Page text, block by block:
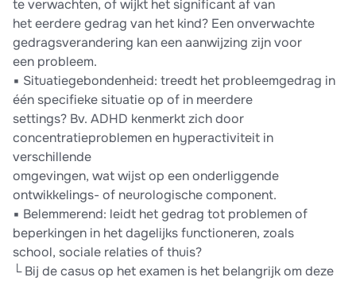
te verwachten, of wijkt het significant af van
het eerdere gedrag van het kind? Een onverwachte
gedragsverandering kan een aanwijzing zijn voor
een probleem.
▪ Situatiegebondenheid: treedt het probleemgedrag in
één specifieke situatie op of in meerdere
settings? Bv. ADHD kenmerkt zich door
concentratieproblemen en hyperactiviteit in
verschillende
omgevingen, wat wijst op een onderliggende
ontwikkelings- of neurologische component.
▪ Belemmerend: leidt het gedrag tot problemen of
beperkingen in het dagelijks functioneren, zoals
school, sociale relaties of thuis?
└ Bij de casus op het examen is het belangrijk om deze